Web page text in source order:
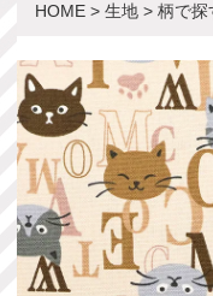
HOME > 生地 > 柄で探